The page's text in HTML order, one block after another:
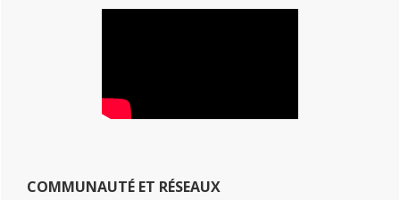
COMMUNAUTÉ ET RÉSEAUX